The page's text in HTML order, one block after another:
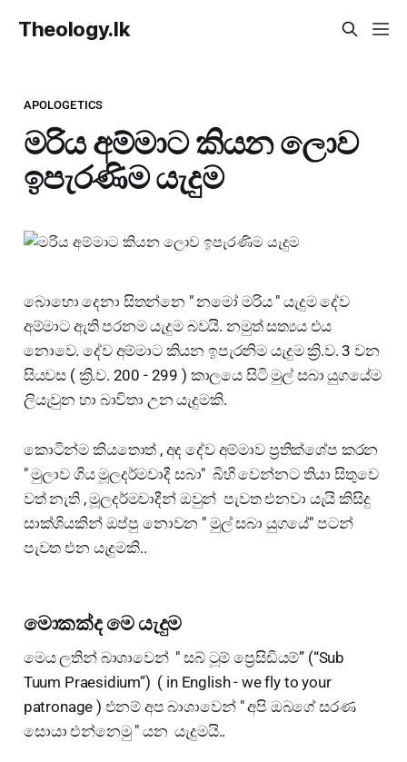
Theology.lk
APOLOGETICS
මරිය අම්මාට කියන ලොව
ඉපැරණිම යැදුම
බොහො දෙනා සිතන්නෙ " නමෝ මරිය " යැදුම දේව
අම්මාට ඇති පරනම යැදුම බවයි. නමුත් සත්‍යය එය
නොවෙ. දේව අම්මාට කියන ඉපැරනිම යැදුම ක්‍රි.ව. 3 වන
සියවස ( ක්‍රි.ව. 200 - 299 ) කාලයෙ සිටි මුල් සබා යුගයේම
ලියැවුන හා බාවිතා උන යැදුමකි.
කොටින්ම කියතොත් , අද දේව අම්මාව ප්‍රතික්ශේප කරන
" මුලාව ගිය මූලදර්මවාදී සබා" බිහි වෙන්නට තියා සිතුවෙ
වත් නැති , මූලදර්මවාදීන් ඔවුන් පැවත එනවා යැයි කිසිදු
සාක්ශියකින් ඔප්පු නොවන " මුල් සබා යුගයේ" පටන්
පැවත එන යැදුමකි..
මොකක්ද මෙ යැදුම
මෙය ලතින් බාශාවෙන් " සබ් ටූම් ප්‍රෙසිඩියම්” (“Sub
Tuum Praesidium”) ( in English - we fly to your
patronage ) එනම් අප බාශාවෙන් " අපි ඔබගේ සරණ
සොයා එන්නෙමු " යන යැදුමයි..